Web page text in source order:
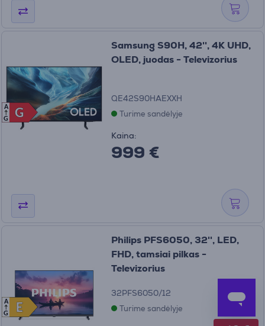
G
G
A
G
Samsung S90H, 42'', 4K UHD,
OLED, juodas - Televizorius
QE42S90HAEXXH
Turime sandėlyje
Kaina:
999 €
E
E
A
G
Philips PFS6050, 32'', LED,
FHD, tamsiai pilkas -
Televizorius
32PFS6050/12
Turime sandėlyje